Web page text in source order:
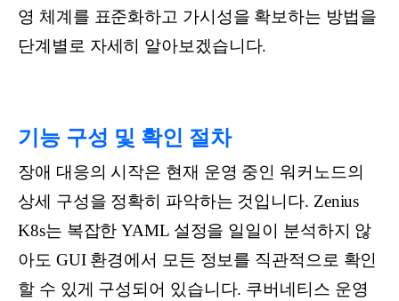
영 체계를 표준화하고 가시성을 확보하는 방법을
단계별로 자세히 알아보겠습니다.
기능 구성 및 확인 절차
장애 대응의 시작은 현재 운영 중인 워커노드의
상세 구성을 정확히 파악하는 것입니다. Zenius
K8s는 복잡한 YAML 설정을 일일이 분석하지 않
아도 GUI 환경에서 모든 정보를 직관적으로 확인
할 수 있게 구성되어 있습니다. 쿠버네티스 운영